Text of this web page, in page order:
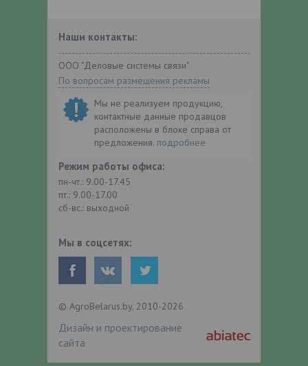
Наши контакты:
ООО "Деловые системы связи"
По вопросам размещения рекламы
Мы не реализуем продукцию,
контактные данные продавцов
расположены в блоке справа от
предложения. подробнее
Режим работы офиса:
пн-чт.: 9.00-17.45
пт.: 9.00-17.00
сб-вс.: выходной
Мы в соцсетях:
© AgroBelarus.by, 2010-2026
Дизайн и проектирование
сайта